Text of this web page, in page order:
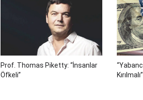
Prof. Thomas Piketty: “İnsanlar
Öfkeli”
Kırılmalı”